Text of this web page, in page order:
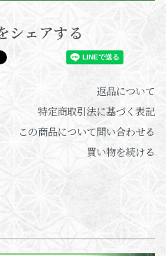
シェアする
返品について
特定商取引法に基づく表記
この商品について問い合わせる
買い物を続ける